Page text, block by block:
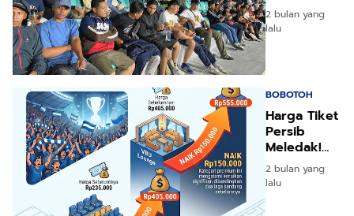
Kagum
Parepare
2 bulan yang
lalu
BOBOTOH
Harga Tiket
Persib
Meledak!
Siap Pesta
Juara Super
2 bulan yang
lalu